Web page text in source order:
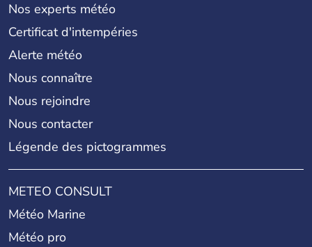
Nos experts météo
Certificat d'intempéries
Alerte météo
Nous connaître
Nous rejoindre
Nous contacter
Légende des pictogrammes
METEO CONSULT
Météo Marine
Météo pro